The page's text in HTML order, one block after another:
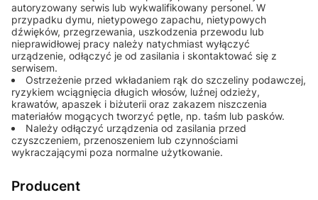
autoryzowany serwis lub wykwalifikowany personel. W
przypadku dymu, nietypowego zapachu, nietypowych
dźwięków, przegrzewania, uszkodzenia przewodu lub
nieprawidłowej pracy należy natychmiast wyłączyć
urządzenie, odłączyć je od zasilania i skontaktować się z
serwisem.
Ostrzeżenie przed wkładaniem rąk do szczeliny podawczej,
ryzykiem wciągnięcia długich włosów, luźnej odzieży,
krawatów, apaszek i biżuterii oraz zakazem niszczenia
materiałów mogących tworzyć pętle, np. taśm lub pasków.
Należy odłączyć urządzenia od zasilania przed
czyszczeniem, przenoszeniem lub czynnościami
wykraczającymi poza normalne użytkowanie.
Producent